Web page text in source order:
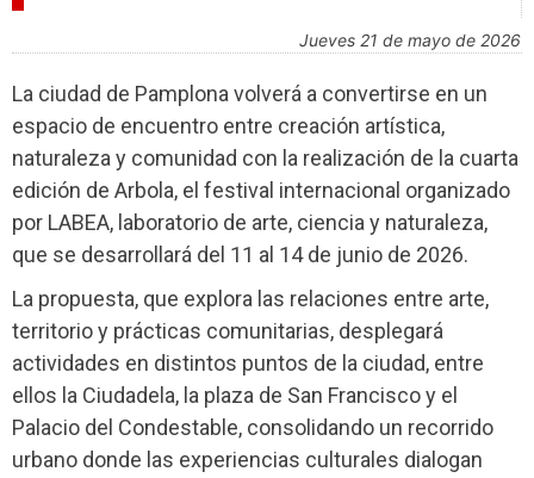
jueves 21 de mayo de 2026
La ciudad de Pamplona volverá a convertirse en un
espacio de encuentro entre creación artística,
naturaleza y comunidad con la realización de la cuarta
edición de Arbola, el festival internacional organizado
por LABEA, laboratorio de arte, ciencia y naturaleza,
que se desarrollará del 11 al 14 de junio de 2026.
La propuesta, que explora las relaciones entre arte,
territorio y prácticas comunitarias, desplegará
actividades en distintos puntos de la ciudad, entre
ellos la Ciudadela, la plaza de San Francisco y el
Palacio del Condestable, consolidando un recorrido
urbano donde las experiencias culturales dialogan